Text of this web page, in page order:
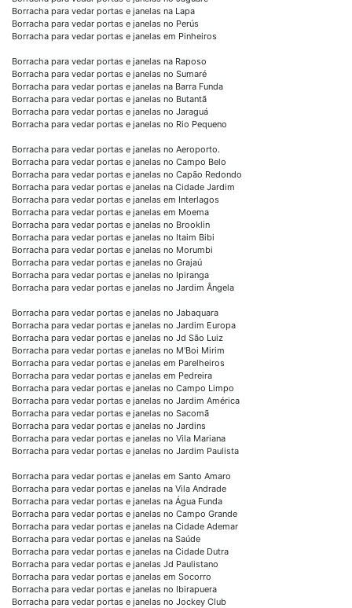
Borracha para vedar portas e janelas na Lapa
Borracha para vedar portas e janelas no Perús
Borracha para vedar portas e janelas em Pinheiros
Borracha para vedar portas e janelas na Raposo
Borracha para vedar portas e janelas no Sumaré
Borracha para vedar portas e janelas na Barra Funda
Borracha para vedar portas e janelas no Butantã
Borracha para vedar portas e janelas no Jaraguá
Borracha para vedar portas e janelas no Rio Pequeno
Borracha para vedar portas e janelas no Aeroporto.
Borracha para vedar portas e janelas no Campo Belo
Borracha para vedar portas e janelas no Capão Redondo
Borracha para vedar portas e janelas na Cidade Jardim
Borracha para vedar portas e janelas em Interlagos
Borracha para vedar portas e janelas em Moema
Borracha para vedar portas e janelas no Brooklin
Borracha para vedar portas e janelas no Itaim Bibi
Borracha para vedar portas e janelas no Morumbi
Borracha para vedar portas e janelas no Grajaú
Borracha para vedar portas e janelas no Ipiranga
Borracha para vedar portas e janelas no Jardim Ângela
Borracha para vedar portas e janelas no Jabaquara
Borracha para vedar portas e janelas no Jardim Europa
Borracha para vedar portas e janelas no Jd São Luiz
Borracha para vedar portas e janelas no M'Boi Mirim
Borracha para vedar portas e janelas em Parelheiros
Borracha para vedar portas e janelas em Pedreira
Borracha para vedar portas e janelas no Campo Limpo
Borracha para vedar portas e janelas no Jardim América
Borracha para vedar portas e janelas no Sacomã
Borracha para vedar portas e janelas no Jardins
Borracha para vedar portas e janelas no Vila Mariana
Borracha para vedar portas e janelas no Jardim Paulista
Borracha para vedar portas e janelas em Santo Amaro
Borracha para vedar portas e janelas na Vila Andrade
Borracha para vedar portas e janelas na Água Funda
Borracha para vedar portas e janelas no Campo Grande
Borracha para vedar portas e janelas na Cidade Ademar
Borracha para vedar portas e janelas na Saúde
Borracha para vedar portas e janelas na Cidade Dutra
Borracha para vedar portas e janelas Jd Paulistano
Borracha para vedar portas e janelas em Socorro
Borracha para vedar portas e janelas no Ibirapuera
Borracha para vedar portas e janelas no Jockey Club